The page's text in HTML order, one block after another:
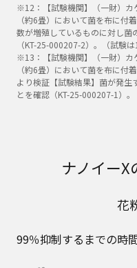
※12：【試験機関】（一財）カ
（約6畳）において菌を布に付
数が増殖しているものに対し
（KT-25-000207-2）。（試験
※13：【試験機関】（一財）カ
（約6畳）において菌を布に付
より検証【試験結果】菌が発生
とを確認（KT-25-000207-1）。
ナノイーX
花
99％抑制するまでの時